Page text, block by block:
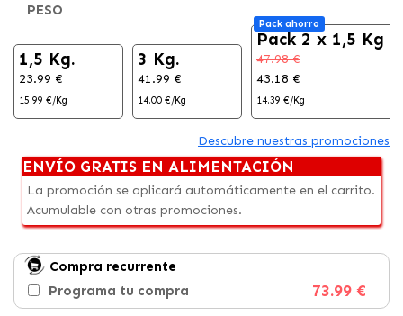
PESO
1,5 Kg.
23.99 €
15.99 €/Kg
3 Kg.
41.99 €
14.00 €/Kg
Pack ahorro
Pack 2 x 1,5 Kg
47.98 €
43.18 €
14.39 €/Kg
Descubre nuestras promociones
ENVÍO GRATIS EN ALIMENTACIÓN
La promoción se aplicará automáticamente en el carrito.
Acumulable con otras promociones.
Compra recurrente
Programa tu compra
73.99 €